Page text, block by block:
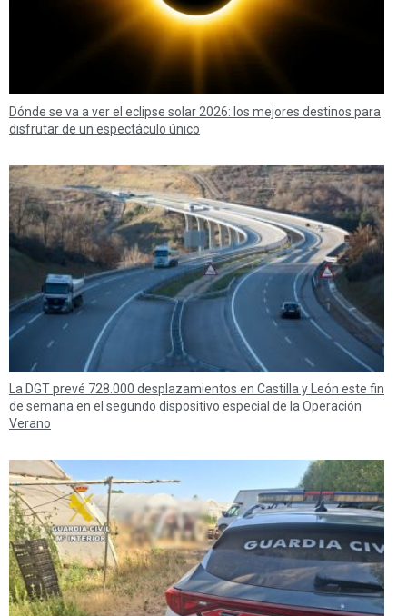
Dónde se va a ver el eclipse solar 2026: los mejores destinos para
disfrutar de un espectáculo único
La DGT prevé 728.000 desplazamientos en Castilla y León este fin
de semana en el segundo dispositivo especial de la Operación
Verano